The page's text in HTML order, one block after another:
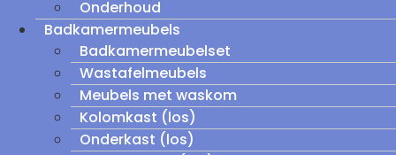
Onderhoud
Badkamermeubels
Badkamermeubelset
Wastafelmeubels
Meubels met waskom
Kolomkast (los)
Onderkast (los)